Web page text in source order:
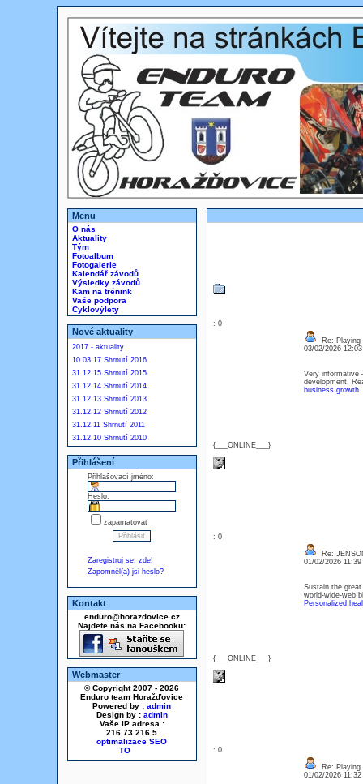
Menu
O nás
Aktuality
Tým
Fotoalbum
Fotogalerie
Kalendář závodů
Výsledky závodů
Kam na trénink
Vaše podpora
Cyklovýlety
Nové aktuality
2017 - aktuality
10.03.17 Shrnutí 2016
31.12.15 Shrnutí 2015
31.12.14 Shrnutí 2014
31.12.13 Shrnutí 2013
31.12.12 Shrnutí 2012
31.12.11 Shrnutí 2011
31.12.10 Shrnutí 2010
Přihlášení
Přihlašovací jméno:
Heslo:
zapamatovat
Zaregistruj se, zde!
Zapomněl(a) jsi heslo?
Kontakt
enduro@horazdovice.cz
Najdete nás na Facebooku:
Webmaster
© Copyright 2007 - 2026
Enduro team Horažďovice
Powered by : admin
Design by : admin
Vaše IP adresa :
216.73.216.5
optimalizace SEO
: 0
{___ONLINE___}
Re: Playing
03/02/2026
Very informative
development.
business growth
: 0
{___ONLINE___}
Re:
01/02/2026
Sustain the
world-wide-web
Personalized
: 0
Re: Playing
01/02/2026